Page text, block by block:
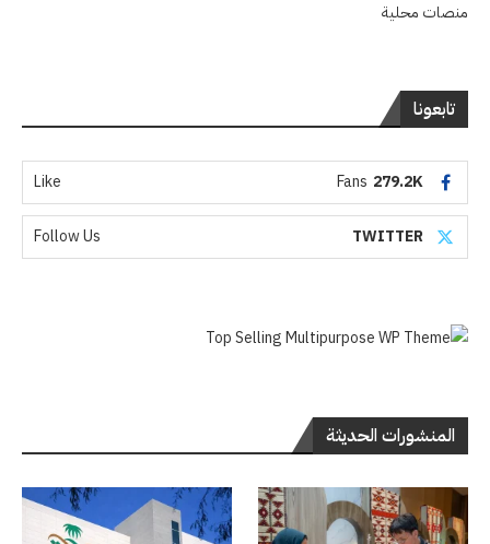
منصات محلية
تابعونا
279.2K
Fans
Like
TWITTER
Follow Us
المنشورات الحديثة